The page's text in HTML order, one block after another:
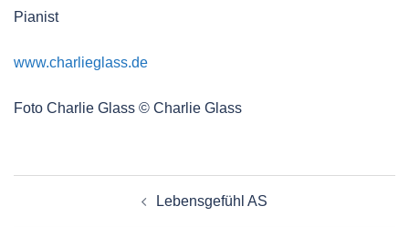
Pianist
www.charlieglass.de
Foto Charlie Glass © Charlie Glass
Lebensgefühl AS